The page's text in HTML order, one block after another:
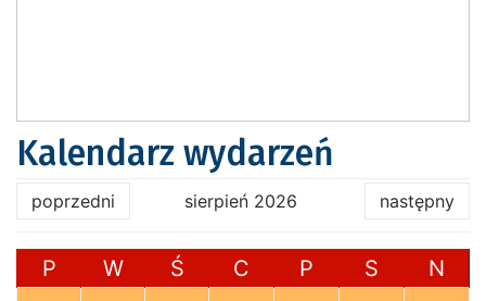
Kalendarz wydarzeń
poprzedni sierpień 2026 następny
P W Ś C P S N